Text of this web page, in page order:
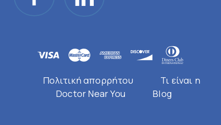
Πολιτική απορρήτου
Τι είναι η
Doctor Near You
Blog